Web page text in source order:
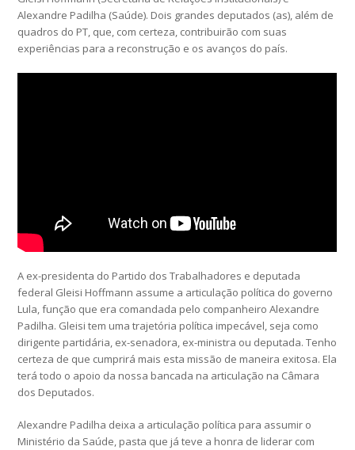
Alexandre Padilha (Saúde). Dois grandes deputados (as), além de
quadros do PT, que, com certeza, contribuirão com suas
experiências para a reconstrução e os avanços do país.
A ex-presidenta do Partido dos Trabalhadores e deputada
federal Gleisi Hoffmann assume a articulação política do governo
Lula, função que era comandada pelo companheiro Alexandre
Padilha. Gleisi tem uma trajetória política impecável, seja como
dirigente partidária, ex-senadora, ex-ministra ou deputada. Tenho
certeza de que cumprirá mais esta missão de maneira exitosa. Ela
terá todo o apoio da nossa bancada na articulação na Câmara
dos Deputados.
Alexandre Padilha deixa a articulação política para assumir o
Ministério da Saúde, pasta que já teve a honra de liderar com